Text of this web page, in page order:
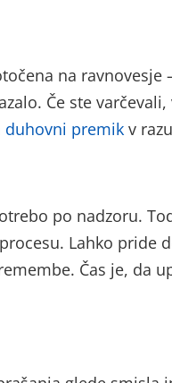
na ravnovesje
Če ste
duhovni premik v
po nadzoru.
Lahko pride
Čas je, da